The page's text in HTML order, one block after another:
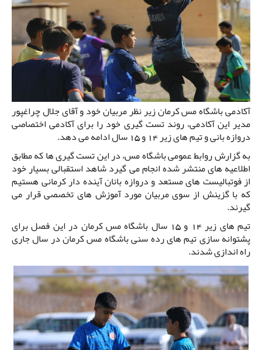
آکادمی باشگاه مس کرمان زیر نظر مربیان خود و آقای جلال چراغپور
مدیر این آکادمی، روند تست گیری خود را برای آکادمی اختصاصی
دروازه بانی و تیم های زیر 14 و 15 سال ادامه می دهد.
به گزارش روابط عمومی باشگاه مس، در این تست گیری ها که مطابق
اطلاعیه های منتشر شده انجام می گیرد شاهد استقبالی بسیار خود
از فوتبالیست های مستعد و دروازه بانان آینده دار کرمانی هستیم
که با گزینش از سوی مربیان مورد آموزش های تخصصی قرار می
گیرند.
تیم های زیر 14 و 15 سال باشگاه مس کرمان در این فصل برای
پشتوانه سازی تیم های رده سنی باشگاه مس کرمان در سال جاری
راه اندازی شدند.